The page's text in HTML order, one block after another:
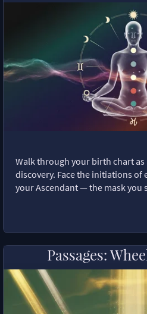
Walk through your birth chart
discovery. Face the initiations of
your Ascendant — the mask you
Passages: